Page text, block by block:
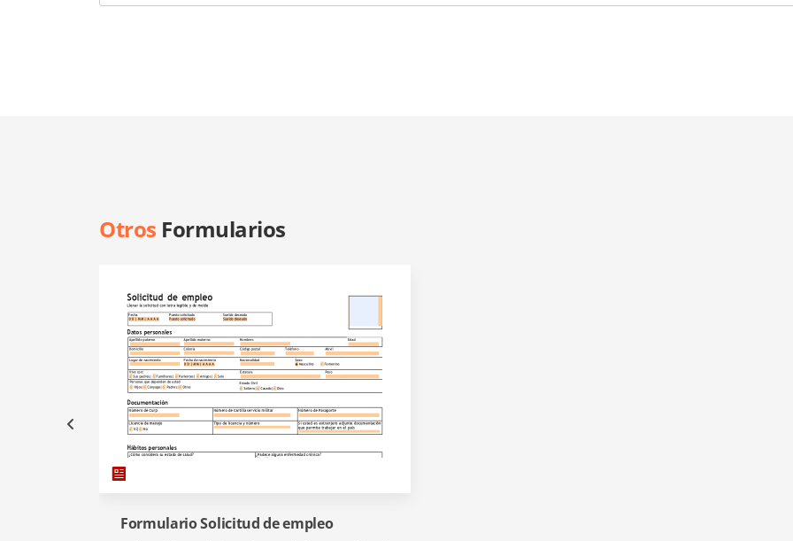
Otros Formularios
Formulario Solicitud de empleo